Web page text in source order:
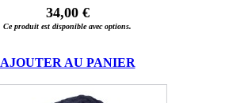
34,00 €
Ce produit est disponible avec options.
AJOUTER AU PANIER